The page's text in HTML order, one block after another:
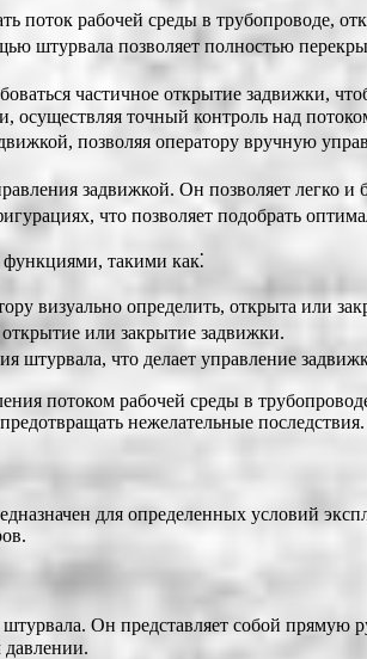
поток рабочей среды в трубопроводе,
штурвала позволяет полностью
частичное открытие задвижки,
осуществляя точный контроль над
позволяя оператору вручную
задвижкой. Он позволяет легко
что позволяет подобрать
такими как⁚
визуально определить, открыта или
или закрытие задвижки.
штурвала, что делает управление
потоком рабочей среды в
нежелательные последствия.
для определенных условий
Он представляет собой прямую